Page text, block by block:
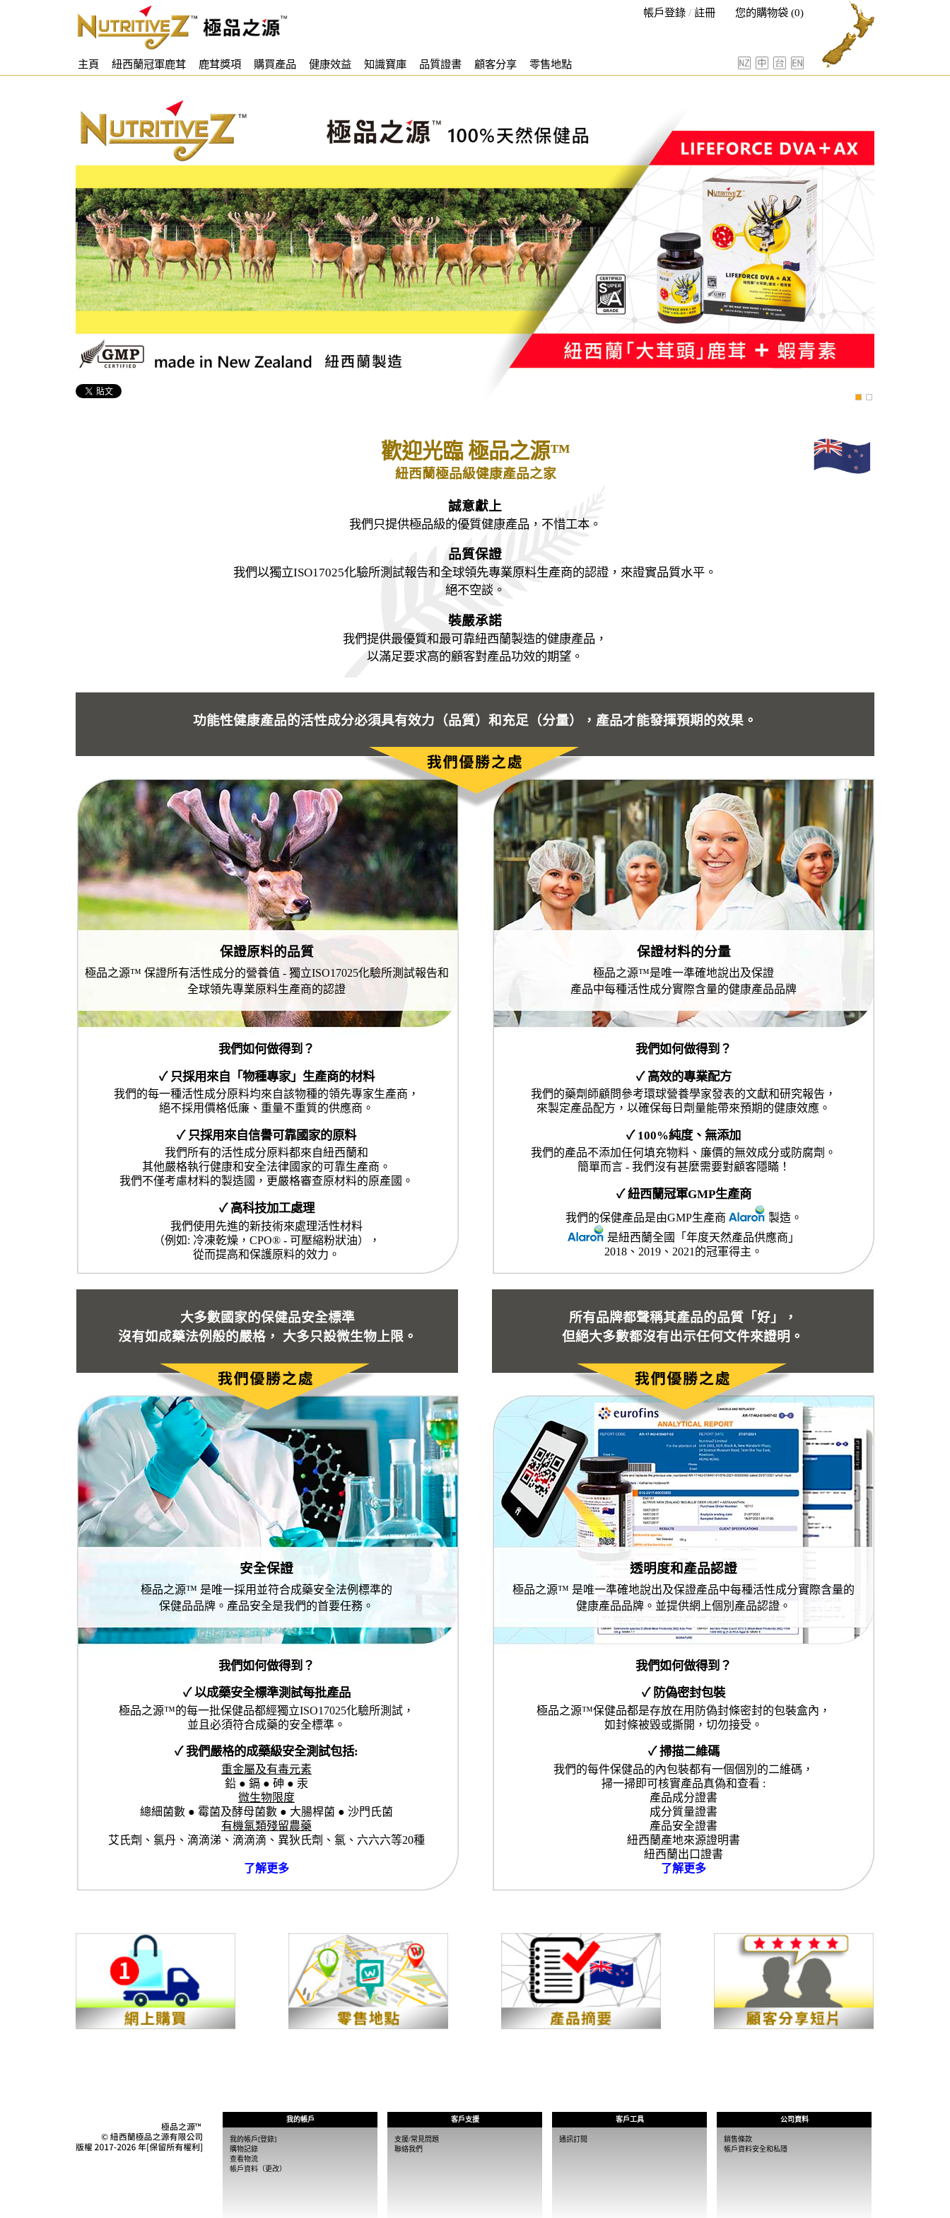
帳戶登錄 / 註冊 您的購物袋 (0)
主頁 紐西蘭冠軍鹿茸 鹿茸獎項 購買產品 健康效益 知識寶庫 品質證書 顧客分享 零售地點
歡迎光臨 極品之源™
紐西蘭極品級健康產品之家
誠意獻上
我們只提供極品級的優質健康產品，不惜工本。
品質保證
我們以獨立ISO17025化驗所測試報告和全球領先專業原料生產商的認證，來證實品質水平。
絕不空談。
裝嚴承諾
我們提供最優質和最可靠紐西蘭製造的健康產品，
以滿足要求高的顧客對產品功效的期望。
功能性健康產品的活性成分必須具有效力（品質）和充足（分量），產品才能發揮預期的效果。
保證原料的品質
極品之源™ 保證所有活性成分的營養值 - 獨立ISO17025化驗所測試報告和
全球領先專業原料生產商的認證
我們如何做得到？
✓ 只採用來自「物種專家」生產商的材料
我們的每一種活性成分原料均來自該物種的領先專家生產商，
絕不採用價格低廉、重量不重質的供應商。
✓ 只採用來自信譽可靠國家的原料
我們所有的活性成分原料都來自紐西蘭和
其他嚴格執行健康和安全法律國家的可靠生產商。
我們不僅考慮材料的製造國，更嚴格審查原材料的原產國。
✓ 高科技加工處理
我們使用先進的新技術來處理活性材料
（例如: 冷凍乾燥，CPO® - 可壓縮粉狀油），
從而提高和保護原料的效力。
保證材料的分量
極品之源™是唯一準確地說出及保證
產品中每種活性成分實際含量的健康產品品牌
我們如何做得到？
✓ 高效的專業配方
我們的藥劑師顧問參考環球營養學家發表的文獻和研究報告，
來製定產品配方，以確保每日劑量能帶來預期的健康效應。
✓ 100%純度、無添加
我們的產品不添加任何填充物料、廉價的無效成分或防腐劑。
簡單而言 - 我們沒有甚麼需要對顧客隱瞞！
✓ 紐西蘭冠軍GMP生產商
我們的保健產品是由GMP生產商
製造。
是紐西蘭全國「年度天然產品供應商」
2018、2019、2021的冠軍得主。
大多數國家的保健品安全標準
沒有如成藥法例般的嚴格， 大多只設微生物上限。
所有品牌都聲稱其產品的品質「好」，
但絕大多數都沒有出示任何文件來證明。
安全保證
極品之源™ 是唯一採用並符合成藥安全法例標準的
保健品品牌。產品安全是我們的首要任務。
我們如何做得到？
✓ 以成藥安全標準測試每批產品
極品之源™的每一批保健品都經獨立ISO17025化驗所測試，
並且必須符合成藥的安全標準。
✓ 我們嚴格的成藥級安全測試包括:
重金屬及有毒元素
鉛 ● 鎘 ● 砷 ● 汞
微生物限度
總細菌數 ● 霉菌及酵母菌數 ● 大腸桿菌 ● 沙門氏菌
有機氯類殘留農藥
艾氏劑、氯丹、滴滴涕、滴滴滴、異狄氏劑、氯、六六六等20種
了解更多
透明度和產品認證
極品之源™ 是唯一準確地說出及保證產品中每種活性成分實際含量的
健康產品品牌。並提供網上個別產品認證。
我們如何做得到？
✓ 防偽密封包裝
極品之源™保健品都是存放在用防偽封條密封的包裝盒內，
如封條被毀或撕開，切勿接受。
✓ 掃描二維碼
我們的每件保健品的內包裝都有一個個別的二維碼，
掃一掃即可核實產品真偽和查看 :
產品成分證書
成分質量證書
產品安全證書
紐西蘭產地來源證明書
紐西蘭出口證書
了解更多
我的帳戶
我的帳戶[登錄]
購物記錄
查看物流
帳戶資料（更改）
客戶支援
支援/常見問題
聯絡我們
客戶工具
通訊訂閱
公司資料
銷售條款
帳戶資料安全和私隱